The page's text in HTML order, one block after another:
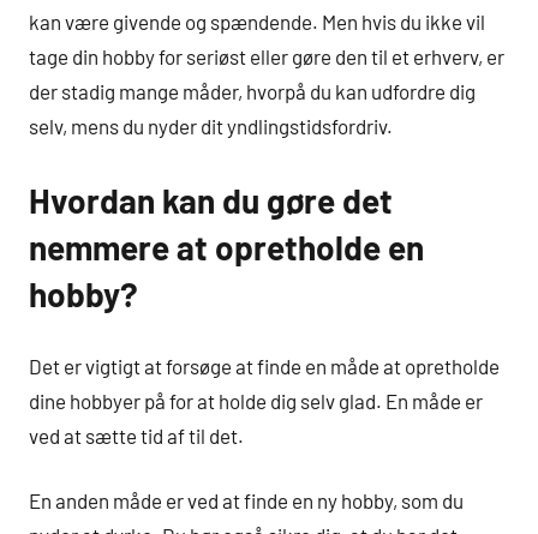
kan være givende og spændende. Men hvis du ikke vil
tage din hobby for seriøst eller gøre den til et erhverv, er
der stadig mange måder, hvorpå du kan udfordre dig
selv, mens du nyder dit yndlingstidsfordriv.
Hvordan kan du gøre det
nemmere at opretholde en
hobby?
Det er vigtigt at forsøge at finde en måde at opretholde
dine hobbyer på for at holde dig selv glad. En måde er
ved at sætte tid af til det.
En anden måde er ved at finde en ny hobby, som du